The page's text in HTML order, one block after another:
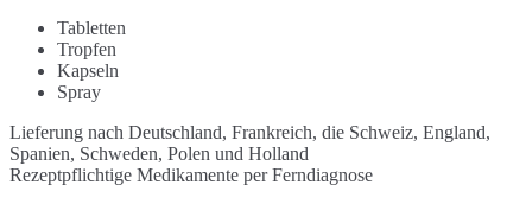
Tabletten
Tropfen
Kapseln
Spray
Lieferung nach Deutschland, Frankreich, die Schweiz, England,
Spanien, Schweden, Polen und Holland
Rezeptpflichtige Medikamente per Ferndiagnose